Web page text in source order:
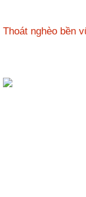
Thoát nghèo bền